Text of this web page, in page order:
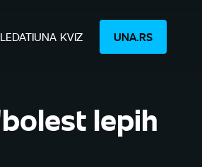
UNA KVIZ UNA.RS
lepih